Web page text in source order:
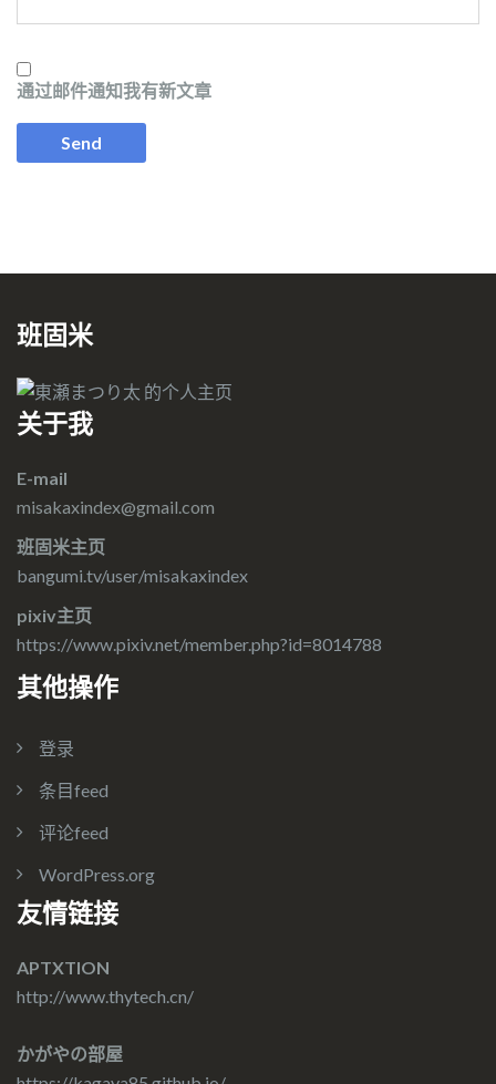
通过邮件通知我有新文章
班固米
关于我
E-mail
misakaxindex@gmail.com
班固米主页
bangumi.tv/user/misakaxindex
pixiv主页
https://www.pixiv.net/member.php?id=8014788
其他操作
登录
条目feed
评论feed
WordPress.org
友情链接
APTXTION
http://www.thytech.cn/
かがやの部屋